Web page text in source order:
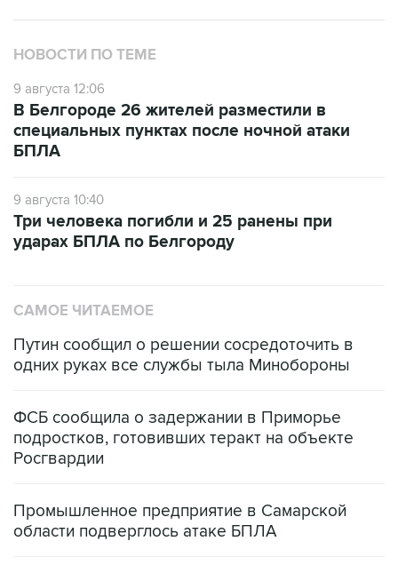
НОВОСТИ ПО ТЕМЕ
9 августа 12:06
В Белгороде 26 жителей разместили в
специальных пунктах после ночной атаки
БПЛА
9 августа 10:40
Три человека погибли и 25 ранены при
ударах БПЛА по Белгороду
САМОЕ ЧИТАЕМОЕ
Путин сообщил о решении сосредоточить в
одних руках все службы тыла Минобороны
ФСБ сообщила о задержании в Приморье
подростков, готовивших теракт на объекте
Росгвардии
Промышленное предприятие в Самарской
области подверглось атаке БПЛА